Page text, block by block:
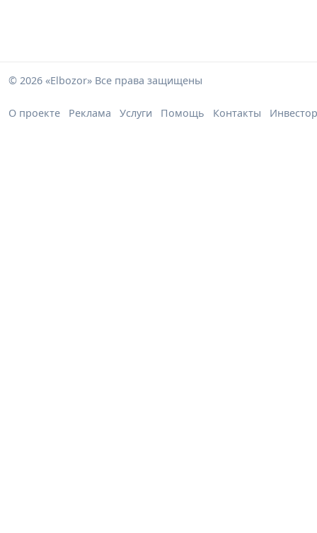
© 2026 «Elbozor» Все права защищены
О проекте Реклама Услуги Помощь Контакты